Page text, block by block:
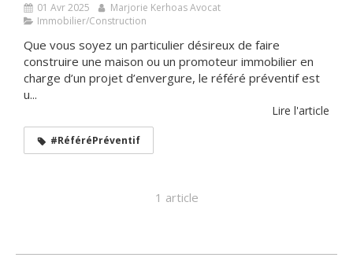
01 Avr 2025
Marjorie Kerhoas Avocat
Immobilier/Construction
Que vous soyez un particulier désireux de faire
construire une maison ou un promoteur immobilier en
charge d’un projet d’envergure, le référé préventif est
u...
Lire l'article
#RéféréPréventif
1 article